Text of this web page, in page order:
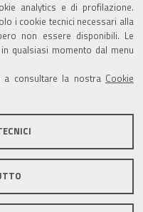
analytics e di profilazione.
i cookie tecnici necessari alla
non essere disponibili. Le
qualsiasi momento dal menu
a consultare la nostra Cookie
privacy